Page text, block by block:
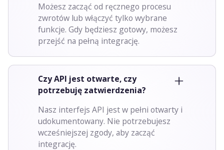
Możesz zacząć od ręcznego procesu
zwrotów lub włączyć tylko wybrane
funkcje. Gdy będziesz gotowy, możesz
przejść na pełną integrację.
Czy API jest otwarte, czy
potrzebuję zatwierdzenia?
Nasz interfejs API jest w pełni otwarty i
udokumentowany. Nie potrzebujesz
wcześniejszej zgody, aby zacząć
integrację.